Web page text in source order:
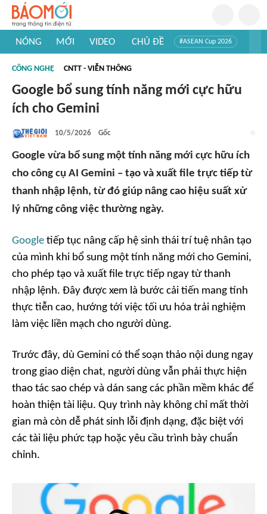
NÓNG MỚI VIDEO CHỦ ĐỀ #ASEAN Cup 2026
#Khám phá thế giới
CÔNG NGHỆ CNTT - VIỄN THÔNG
Google bổ sung tính năng mới cực hữu
ích cho Gemini
10/5/2026 Gốc
Google vừa bổ sung một tính năng mới cực hữu ích
cho công cụ AI Gemini – tạo và xuất file trực tiếp từ
thanh nhập lệnh, từ đó giúp nâng cao hiệu suất xử
lý những công việc thường ngày.
Google tiếp tục nâng cấp hệ sinh thái trí tuệ nhân tạo
của mình khi bổ sung một tính năng mới cho Gemini,
cho phép tạo và xuất file trực tiếp ngay từ thanh
nhập lệnh. Đây được xem là bước cải tiến mang tính
thực tiễn cao, hướng tới việc tối ưu hóa trải nghiệm
làm việc liền mạch cho người dùng.
Trước đây, dù Gemini có thể soạn thảo nội dung ngay
trong giao diện chat, người dùng vẫn phải thực hiện
thao tác sao chép và dán sang các phần mềm khác để
hoàn thiện tài liệu. Quy trình này không chỉ mất thời
gian mà còn dễ phát sinh lỗi định dạng, đặc biệt với
các tài liệu phức tạp hoặc yêu cầu trình bày chuẩn
chỉnh.